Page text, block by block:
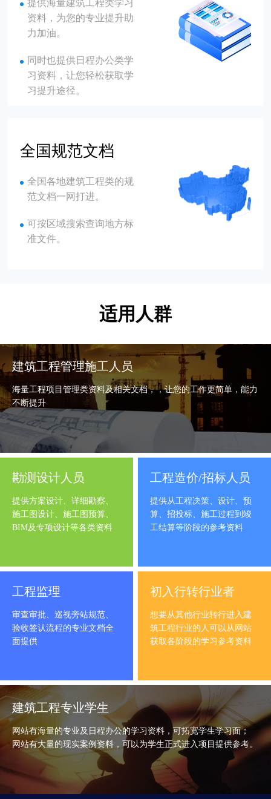
提供海量建筑工程类学习
资料，为您的专业提升助
力加油。
同时也提供日程办公类学
习资料，让您轻松获取学
习提升途径。
全国规范文档
全国各地建筑工程类的规
范文档一网打进。
可按区域搜索查询地方标
准文件。
适用人群
建筑工程管理施工人员
海量工程项目管理类资料及相关文档，，让您的工作更简单，能力
不断提升
勘测设计人员
提供方案设计、详细勘察、
施工图设计、施工图预算、
BIM及专项设计等各类资料
工程造价/招标人员
提供从工程决策、设计、预
算、招投标、施工过程到竣
工结算等阶段的参考资料
工程监理
审查审批、巡视旁站规范、
验收签认流程的专业文档全
面提供
初入行转行业者
想要从其他行业转行进入建
筑工程行业的人可以从网站
获取各阶段的学习参考资料
建筑工程专业学生
网站有海量的专业及日程办公的学习资料，可拓宽学生学习面；
网站有大量的现实案例资料，可以为学生正式进入项目提供参考。